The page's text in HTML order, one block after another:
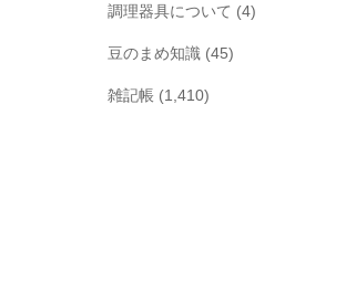
調理器具について (4)
豆のまめ知識 (45)
雑記帳 (1,410)